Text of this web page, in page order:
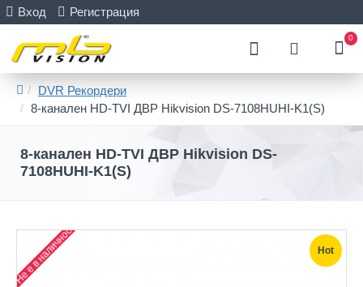
Вход Регистрация
0
DVR Рекордери
8-канален HD-TVI ДВР Hikvision DS-7108HUHI-K1(S)
8-канален HD-TVI ДВР Hikvision DS-
7108HUHI-K1(S)
Hot
Не е в наличност